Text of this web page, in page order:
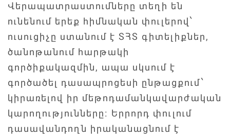
Վերապատրաստումները տեղի են
ունենում երեք հիմնական փուլերով՝
ուսուցիչը ստանում է ՏՀՏ գիտելիքներ,
ծանոթանում հարթակի
գործիքակազմին, ապա սկսում է
գործածել դասապրոցեսի ընթացքում՝
կիրառելով իր մեթոդամանկավարժական
կարողությունները։ Երրորդ փուլում
դասավանդողն իրականացնում է